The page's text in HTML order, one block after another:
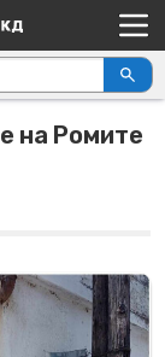
на Ромите